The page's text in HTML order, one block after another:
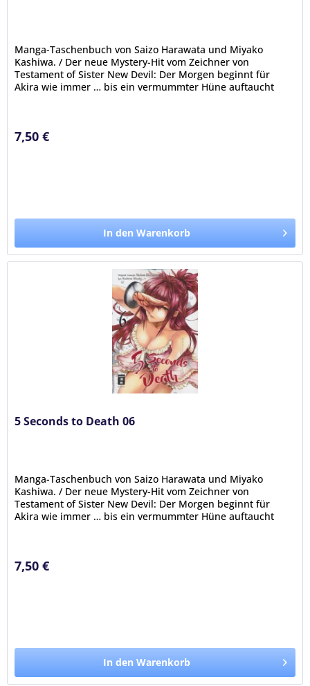
Manga-Taschenbuch von Saizo Harawata und Miyako
Kashiwa. / Der neue Mystery-Hit vom Zeichner von
Testament of Sister New Devil: Der Morgen beginnt für
Akira wie immer … bis ein vermummter Hüne auftaucht
7,50 €
In den Warenkorb
5 Seconds to Death 06
Manga-Taschenbuch von Saizo Harawata und Miyako
Kashiwa. / Der neue Mystery-Hit vom Zeichner von
Testament of Sister New Devil: Der Morgen beginnt für
Akira wie immer … bis ein vermummter Hüne auftaucht
7,50 €
In den Warenkorb